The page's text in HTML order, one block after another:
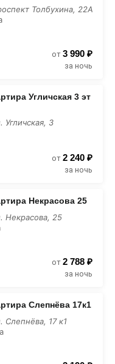
Толбухина, 22А
от 3 990 ₽
за ночь
Угличская 3 эт
Угличская, 3
от 2 240 ₽
за ночь
Некрасова 25
Некрасова, 25
от 2 788 ₽
за ночь
Слепнёва 17к1
Слепнёва, 17 к1